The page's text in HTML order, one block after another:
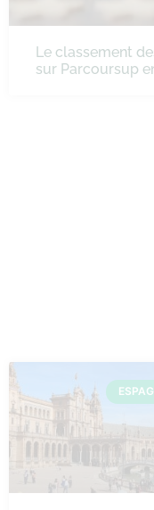
Le classement
sur Parcoursup